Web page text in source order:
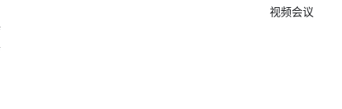
视频会议